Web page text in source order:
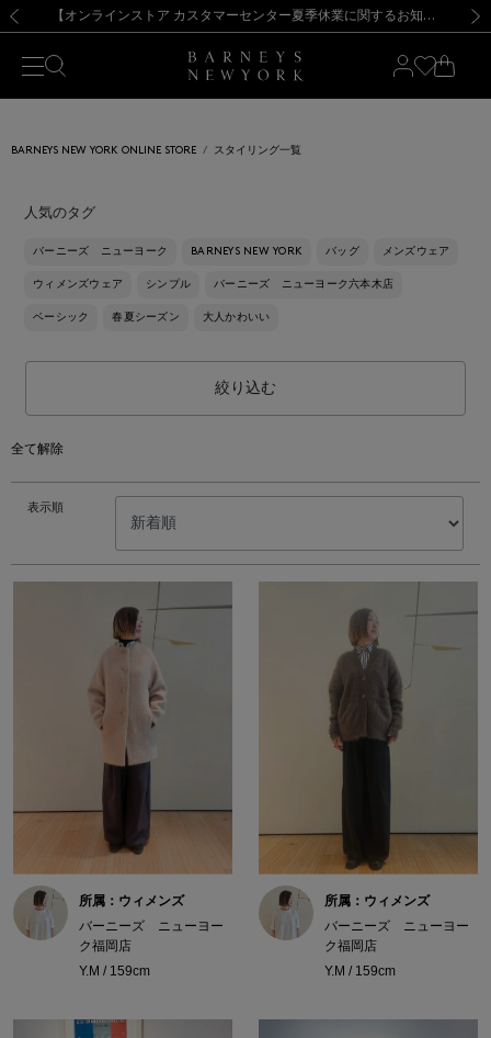
新規登録のお客様も対象！＜MY BARNEYS＞会員のお客様は11,000円（税込）以上のお買上げで常時送料無料！お買い物の際は会員登録を！
【夏季休業に伴う出荷一時停止のお知らせ】(2026.8.7) 【オンラインストア カスタマーセンター夏季休業に関するお知らせ】（2026.8.7）
【夏季休業に伴う返品・交換承り一時停止のお知らせ】（2026.8.5）
熊本県を中心とした地震の影響によるお荷物のお届けについて
【開催中】SUMMER SALEのご案内・ご注意事項 新規登録のお客様も対象！＜MY BARNEYS＞会員のお客様は11,000円（税込）以上のお買上げで常時送料無料！お買い物の際は会員登録を！
【夏季休業に伴う出荷一時停止のお知らせ】(2026.8.7)
BARNEYS NEW YORK ONLINE STORE スタイリング一覧
人気のタグ
バーニーズ ニューヨーク BARNEYS NEW YORK バッグ メンズウェア
ウィメンズウェア シンプル バーニーズ ニューヨーク六本木店
ベーシック 春夏シーズン 大人かわいい
絞り込む
全て解除
表示順
所属：ウィメンズ
バーニーズ ニューヨー
ク福岡店
Y.M / 159cm
所属：ウィメンズ
バーニーズ ニューヨー
ク福岡店
Y.M / 159cm